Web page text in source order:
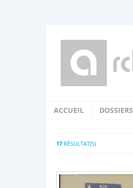
ACCUEIL DOSSIERS
17 RÉSULTAT(S)